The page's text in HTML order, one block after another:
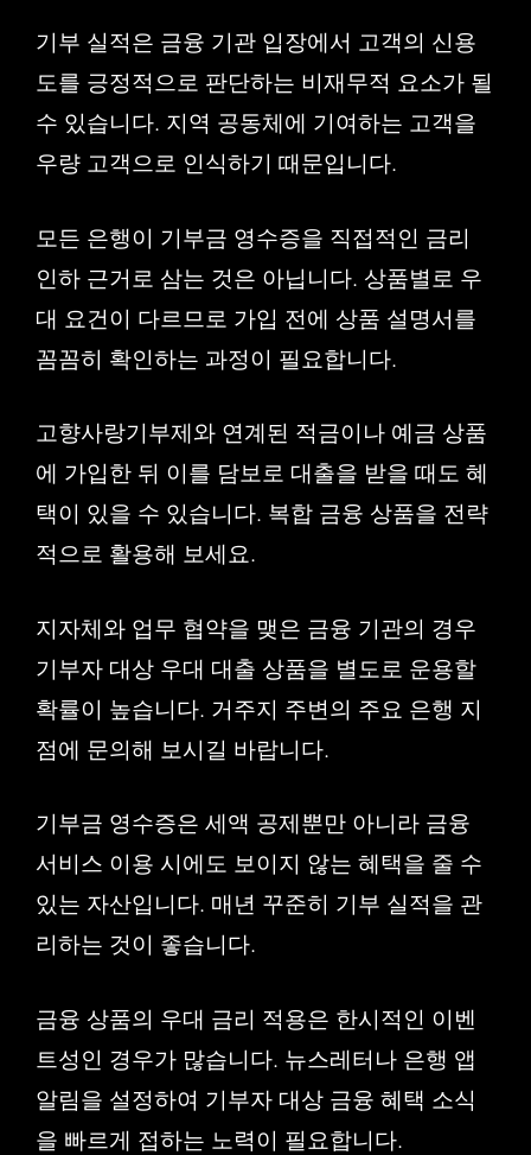
기부 실적은 금융 기관 입장에서 고객의 신용
도를 긍정적으로 판단하는 비재무적 요소가 될
수 있습니다. 지역 공동체에 기여하는 고객을
우량 고객으로 인식하기 때문입니다.
모든 은행이 기부금 영수증을 직접적인 금리
인하 근거로 삼는 것은 아닙니다. 상품별로 우
대 요건이 다르므로 가입 전에 상품 설명서를
꼼꼼히 확인하는 과정이 필요합니다.
고향사랑기부제와 연계된 적금이나 예금 상품
에 가입한 뒤 이를 담보로 대출을 받을 때도 혜
택이 있을 수 있습니다. 복합 금융 상품을 전략
적으로 활용해 보세요.
지자체와 업무 협약을 맺은 금융 기관의 경우
기부자 대상 우대 대출 상품을 별도로 운용할
확률이 높습니다. 거주지 주변의 주요 은행 지
점에 문의해 보시길 바랍니다.
기부금 영수증은 세액 공제뿐만 아니라 금융
서비스 이용 시에도 보이지 않는 혜택을 줄 수
있는 자산입니다. 매년 꾸준히 기부 실적을 관
리하는 것이 좋습니다.
금융 상품의 우대 금리 적용은 한시적인 이벤
트성인 경우가 많습니다. 뉴스레터나 은행 앱
알림을 설정하여 기부자 대상 금융 혜택 소식
을 빠르게 접하는 노력이 필요합니다.